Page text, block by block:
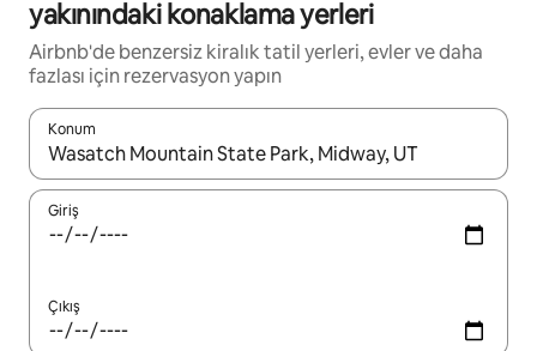
yakınındaki konaklama yerleri
Airbnb'de benzersiz kiralık tatil yerleri, evler ve daha
fazlası için rezervasyon yapın
Konum
Sonuçlar kullanılabilir olduğunda yukarı ve aşağı oklarıyla
Giriş
Çıkış